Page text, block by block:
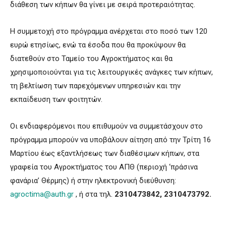
διάθεση των κήπων θα γίνει με σειρά προτεραιότητας.
Η συμμετοχή στο πρόγραμμα ανέρχεται στο ποσό των 120
ευρώ ετησίως, ενώ τα έσοδα που θα προκύψουν θα
διατεθούν στο Ταμείο του Αγροκτήματος και θα
χρησιμοποιούνται για τις λειτουργικές ανάγκες των κήπων,
τη βελτίωση των παρεχόμενων υπηρεσιών και την
εκπαίδευση των φοιτητών.
Οι ενδιαφερόμενοι που επιθυμούν να συμμετάσχουν στο
πρόγραμμα μπορούν να υποβάλουν αίτηση από την Τρίτη 16
Μαρτίου έως εξαντλήσεως των διαθέσιμων κήπων, στα
γραφεία του Αγροκτήματος του ΑΠΘ (περιοχή ‘πράσινα
φανάρια’ Θέρμης) ή στην ηλεκτρονική διεύθυνση:
agroctima@auth.gr , ή στα τηλ. 2310473842, 2310473792.